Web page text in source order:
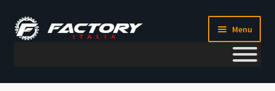
Vai
alla
Vai
al
Menu
Il mio account